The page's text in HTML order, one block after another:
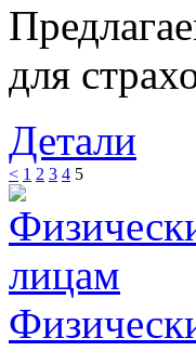
для
Детали
< 1 2 3 4 5